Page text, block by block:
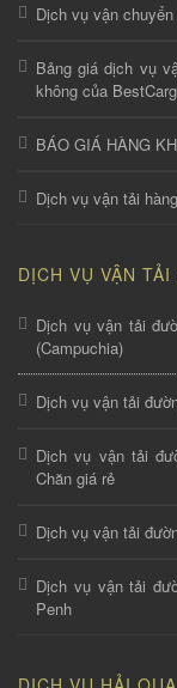
Dịch vụ vận
Bảng giá dịch vụ
không của
BÁO GIÁ HÀNG
Dịch vụ vận tải
DỊCH VỤ VẬN
Dịch vụ vận tải
(Campuchia)
Dịch vụ vận tải
Dịch vụ vận tải
Chăn giá rẻ
Dịch vụ vận tải
Dịch vụ vận tải
Penh